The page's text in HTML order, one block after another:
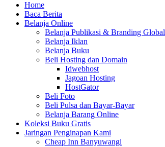
Home
Baca Berita
Belanja Online
Belanja Publikasi & Branding Global
Belanja Iklan
Belanja Buku
Beli Hosting dan Domain
Idwebhost
Jagoan Hosting
HostGator
Beli Foto
Beli Pulsa dan Bayar-Bayar
Belanja Barang Online
Koleksi Buku Gratis
Jaringan Penginapan Kami
Cheap Inn Banyuwangi